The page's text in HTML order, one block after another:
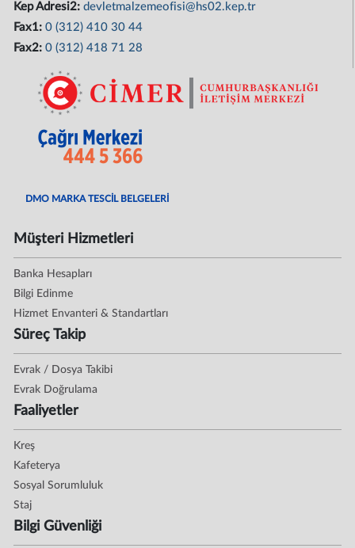
Kep Adresi2:devletmalzemeofisi@hs02.kep.tr
Fax1:0 (312) 410 30 44
Fax2:0 (312) 418 71 28
DMO MARKA TESCİL BELGELERİ
Müşteri Hizmetleri
Banka Hesapları
Bilgi Edinme
Hizmet Envanteri & Standartları
Süreç Takip
Evrak / Dosya Takibi
Evrak Doğrulama
Faaliyetler
Kreş
Kafeterya
Sosyal Sorumluluk
Staj
Bilgi Güvenliği